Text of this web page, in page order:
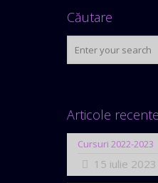
Căutare
Articole recente
Cursuri 2022-2023
15 iulie 2023